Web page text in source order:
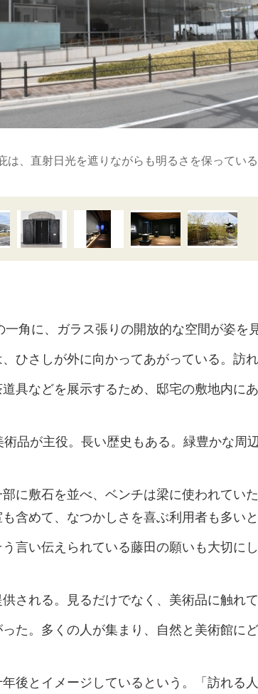
は、直射日光を遮りながらも明るさを保っている
角に、ガラス張りの開放的な空間が姿を見
さしが外に向かってあがっている。訪
具などを展示するため、邸宅の敷地内に
品が主役。長い歴史もある。緑豊かな周
に敷石を並べ、ベンチは梁に使われてい
含めて、なつかしさを喜ぶ利用者も多いと
言い伝えられている藤田の願いも大切に
れる。見るだけでなく、美術品に触れ
た。多くの人が集まり、自然と美術館に
後とイメージしているという。「訪れる